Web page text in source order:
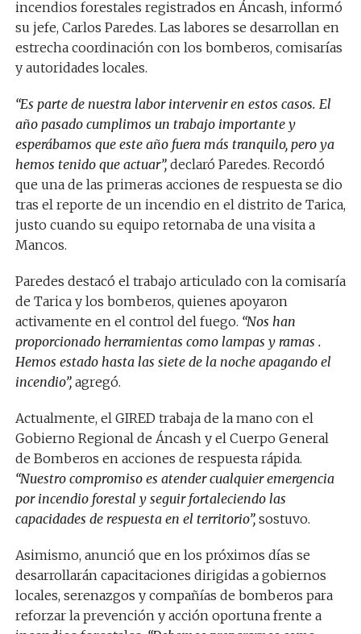
incendios forestales registrados en Áncash, informó
su jefe, Carlos Paredes. Las labores se desarrollan en
estrecha coordinación con los bomberos, comisarías
y autoridades locales.
“Es parte de nuestra labor intervenir en estos casos. El
año pasado cumplimos un trabajo importante y
esperábamos que este año fuera más tranquilo, pero ya
hemos tenido que actuar”,declaró Paredes. Recordó
que una de las primeras acciones de respuesta se dio
tras el reporte de un incendio en el distrito de Tarica,
justo cuando su equipo retornaba de una visita a
Mancos.
Paredes destacó el trabajo articulado con la comisaría
de Tarica y los bomberos, quienes apoyaron
activamente en el control del fuego. “Nos han
proporcionado herramientas como lampas y ramas .
Hemos estado hasta las siete de la noche apagando el
incendio”,agregó.
Actualmente, el GIRED trabaja de la mano con el
Gobierno Regional de Áncash y el Cuerpo General
de Bomberos en acciones de respuesta rápida.
“Nuestro compromiso es atender cualquier emergencia
por incendio forestal y seguir fortaleciendo las
capacidades de respuesta en el territorio”,sostuvo.
Asimismo, anunció que en los próximos días se
desarrollarán capacitaciones dirigidas a gobiernos
locales, serenazgos y compañías de bomberos para
reforzar la prevención y acción oportuna frente a